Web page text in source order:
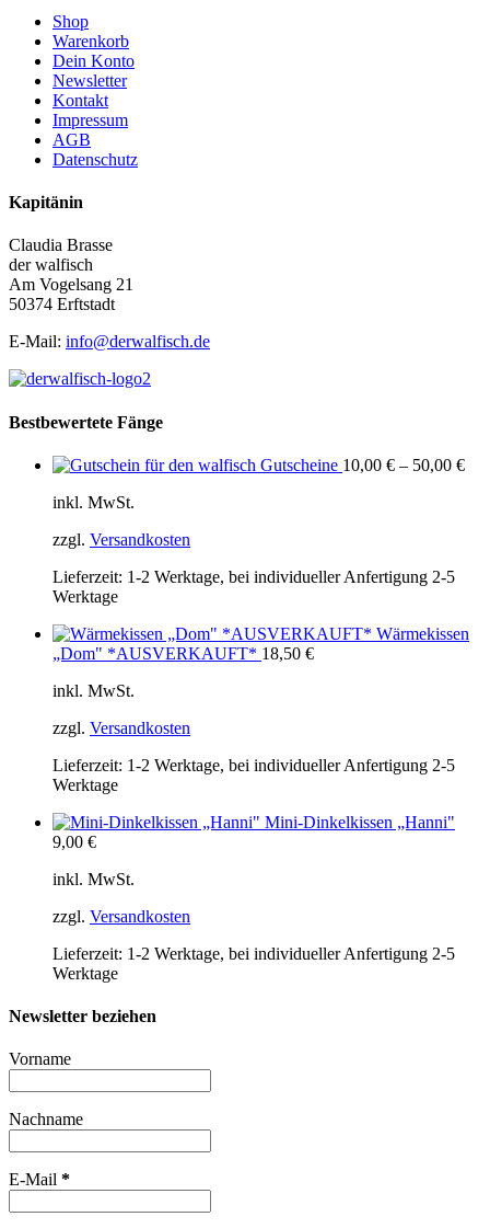
Shop
Warenkorb
Dein Konto
Newsletter
Kontakt
Impressum
AGB
Datenschutz
Kapitänin
Claudia Brasse
der walfisch
Am Vogelsang 21
50374 Erftstadt
E-Mail: info@derwalfisch.de
Bestbewertete Fänge
Gutscheine 10,00 € – 50,00 €
inkl. MwSt.
zzgl. Versandkosten
Lieferzeit: 1-2 Werktage, bei individueller Anfertigung 2-5
Werktage
Wärmekissen
„Dom" *AUSVERKAUFT* 18,50 €
inkl. MwSt.
zzgl. Versandkosten
Lieferzeit: 1-2 Werktage, bei individueller Anfertigung 2-5
Werktage
Mini-Dinkelkissen „Hanni"
9,00 €
inkl. MwSt.
zzgl. Versandkosten
Lieferzeit: 1-2 Werktage, bei individueller Anfertigung 2-5
Werktage
Newsletter beziehen
Vorname
Nachname
E-Mail *